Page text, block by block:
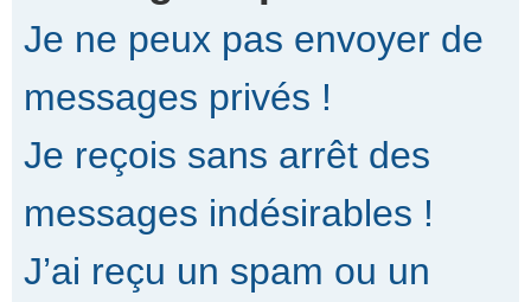
Je ne peux pas envoyer de
messages privés !
Je reçois sans arrêt des
messages indésirables !
J’ai reçu un spam ou un